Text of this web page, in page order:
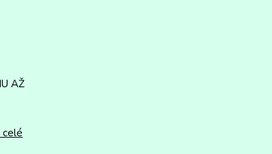
AŽ